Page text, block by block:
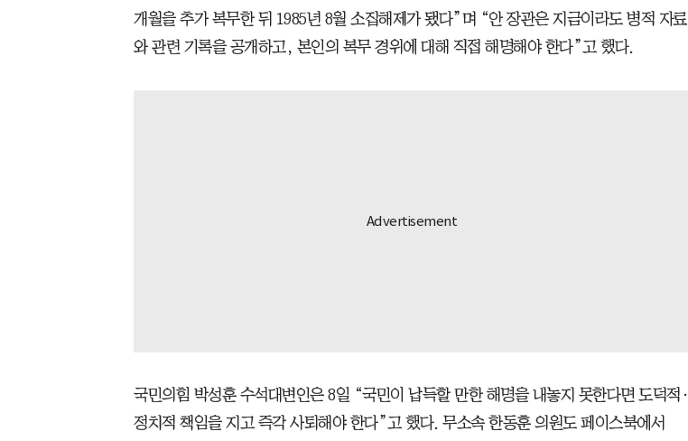
개월을 추가 복무한 뒤 1985년 8월 소집해제가 됐다”며 “안 장관은 지금이라도 병적 자료
와 관련 기록을 공개하고, 본인의 복무 경위에 대해 직접 해명해야 한다”고 했다.
국민의힘 박성훈 수석대변인은 8일 “국민이 납득할 만한 해명을 내놓지 못한다면 도덕적·
정치적 책임을 지고 즉각 사퇴해야 한다”고 했다. 무소속 한동훈 의원도 페이스북에서